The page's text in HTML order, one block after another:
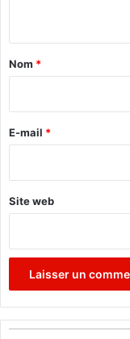
a
e
Nom *
E-mail *
Site web